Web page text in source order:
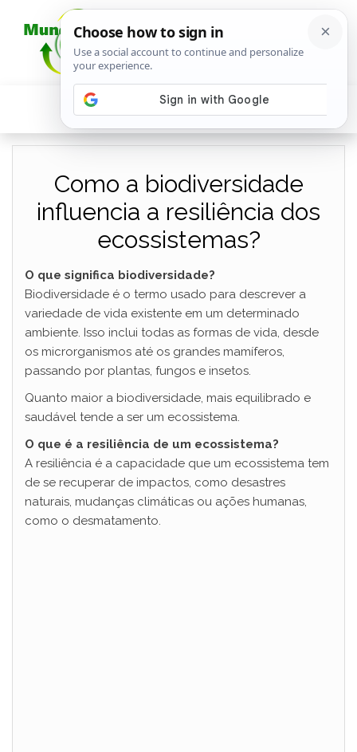
Como a biodiversidade
influencia a resiliência dos
ecossistemas?
O que significa biodiversidade?
Biodiversidade é o termo usado para descrever a
variedade de vida existente em um determinado
ambiente. Isso inclui todas as formas de vida, desde
os microrganismos até os grandes mamíferos,
passando por plantas, fungos e insetos.
Quanto maior a biodiversidade, mais equilibrado e
saudável tende a ser um ecossistema.
O que é a resiliência de um ecossistema?
A resiliência é a capacidade que um ecossistema tem
de se recuperar de impactos, como desastres
naturais, mudanças climáticas ou ações humanas,
como o desmatamento.